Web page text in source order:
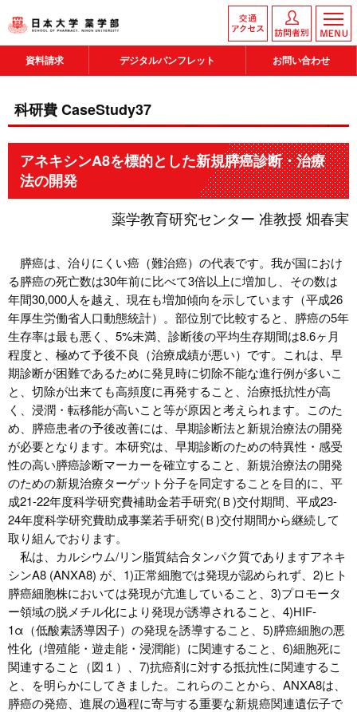
資料請求 デジタルパンフレット お問い合わせ
科研費 CaseStudy37
アネキシンA8を標的とした新規膵癌診断・治療
法の開発
薬学教育研究センター 准教授 畑春実
膵癌は、治りにくい癌（難治癌）の代表です。我が国におけ
る膵癌の死亡数は30年前に比べて3倍以上に増加し、その数は
年間30,000人を越え、現在も増加傾向を示しています（平成26
年厚生労働省人口動態統計）。部位別で比較すると、膵癌の5年
生存率は最も悪く、5%未満、診断後の平均生存期間は8.6ヶ月
程度と、極めて予後不良（治療成績が悪い）です。これは、早
期診断が困難であるために発見時に切除不能な進行例が多いこ
と、切除が出来ても高頻度に再発すること、治療抵抗性が高
く、浸潤・転移能が高いこと等が原因と考えられます。このた
め、膵癌患者の予後改善には、早期診断法と新規治療法の開発
が必要となります。本研究は、早期診断のための特異性・感受
性の高い膵癌診断マーカーを確立すること、新規治療法の開発
のための新規治療ターゲット分子を同定することを目的に、平
成21-22年度科学研究費補助金若手研究(Ｂ)交付期間、平成23-
24年度科学研究費助成事業若手研究(Ｂ)交付期間から継続して
取り組んでおります。
私は、カルシウム/リン脂質結合タンパク質でありますアネキ
シンA8 (ANXA8) が、1)正常細胞では発現が認められず、2)ヒト
膵癌細胞株においては発現が亢進していること、3)プロモータ
ー領域の脱メチル化により発現が誘導されること、4)HIF-
1α（低酸素誘導因子）の発現を誘導すること、5)膵癌細胞の悪
性化（増殖能・遊走能・浸潤能）に関連すること、6)細胞死に
関連すること（図１）、7)抗癌剤に対する抵抗性に関連するこ
と、を明らかにしてきました。これらのことから、ANXA8は、
膵癌の発癌、進展の過程に寄与する重要な新規癌関連遺伝子で